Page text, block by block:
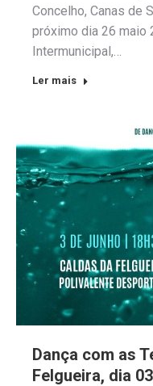
Concelho, Canas de
próximo dia 26 maio
Intermunicipal,…
Ler mais
Dança com as
Felgueira, dia